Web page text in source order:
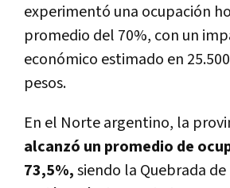
experimentó una ocupación
promedio del 70%, con un
económico estimado en
pesos.
En el Norte argentino, la
alcanzó un promedio de
73,5%,siendo la Quebrada